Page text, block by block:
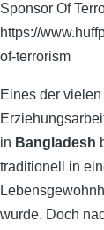
Sponsor Of
https://
of-terrorism
Eines der
in Bangladesh
traditionell in
wurde. Doch